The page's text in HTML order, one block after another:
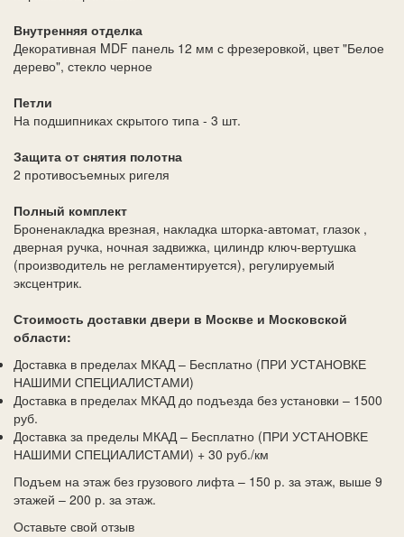
Внутренняя отделка
Декоративная MDF панель 12 мм с фрезеровкой, цвет "Белое
дерево", стекло черное
Петли
На подшипниках скрытого типа - 3 шт.
Защита от снятия полотна
2 противосъемных ригеля
Полный комплект
Броненакладка врезная, накладка шторка-автомат, глазок ,
дверная ручка, ночная задвижка, цилиндр ключ-вертушка
(производитель не регламентируется), регулируемый
эксцентрик.
Стоимость доставки двери в Москве и Московской
области:
Доставка в пределах МКАД – Бесплатно (ПРИ УСТАНОВКЕ
НАШИМИ СПЕЦИАЛИСТАМИ)
Доставка в пределах МКАД до подъезда без установки – 1500
руб.
Доставка за пределы МКАД – Бесплатно (ПРИ УСТАНОВКЕ
НАШИМИ СПЕЦИАЛИСТАМИ) + 30 руб./км
Подъем на этаж без грузового лифта – 150 р. за этаж, выше 9
этажей – 200 р. за этаж.
Оставьте свой отзыв